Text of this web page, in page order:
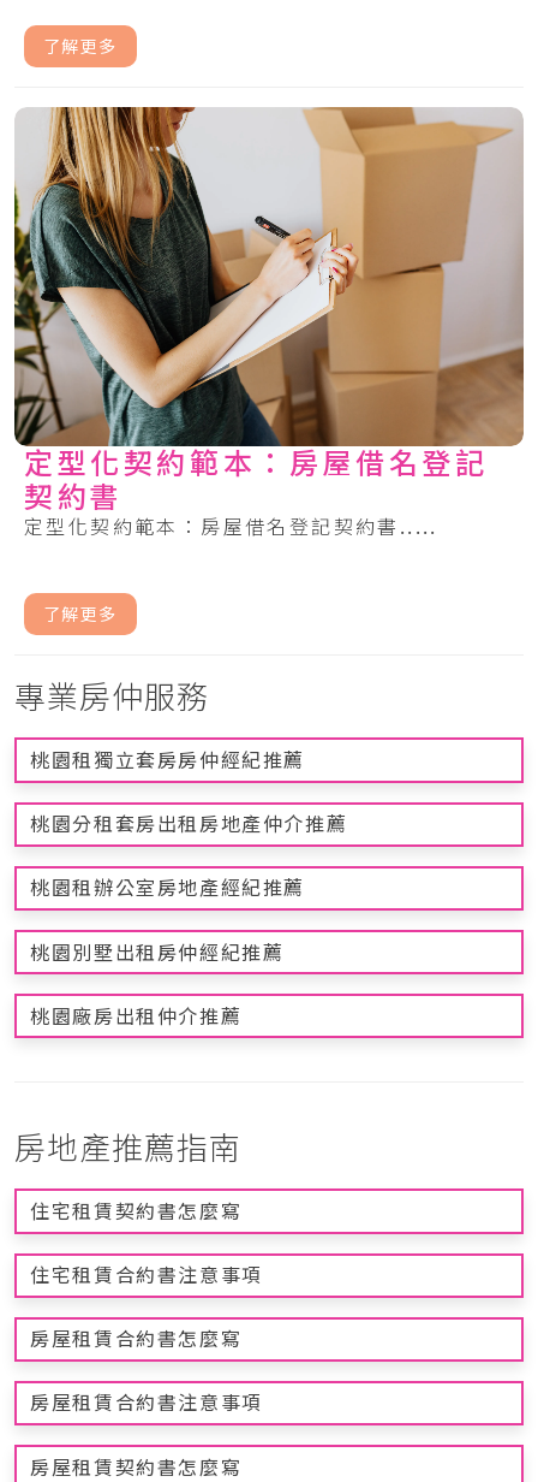
了解更多
定型化契約範本：房屋借名登記
契約書
定型化契約範本：房屋借名登記契約書.....
了解更多
專業房仲服務
桃園租獨立套房房仲經紀推薦
桃園分租套房出租房地產仲介推薦
桃園租辦公室房地產經紀推薦
桃園別墅出租房仲經紀推薦
桃園廠房出租仲介推薦
房地產推薦指南
住宅租賃契約書怎麼寫
住宅租賃合約書注意事項
房屋租賃合約書怎麼寫
房屋租賃合約書注意事項
房屋租賃契約書怎麼寫